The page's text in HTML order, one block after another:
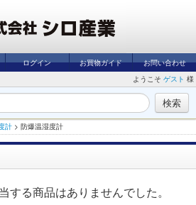
ログイン お買物ガイド
お問い合わせ
ようこそ ゲスト 様
計 > 防爆温湿度計
する商品はありませんでした。